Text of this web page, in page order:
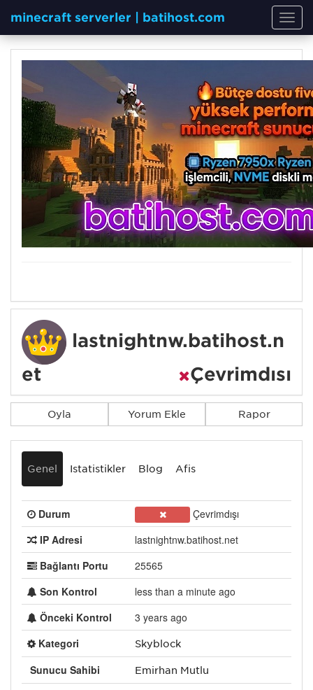
minecraft serverler | batihost.com
lastnightnw.batihost.n
et
Çevrimdışı
Oyla Yorum Ekle Rapor
Genel İstatistikler Blog Afiş
Durum
Çevrimdışı
IP Adresi
lastnightnw.batihost.net
Bağlantı Portu
25565
Son Kontrol
less than a minute ago
Önceki Kontrol
3 years ago
Kategori
Skyblock
Sunucu Sahibi Emirhan Mutlu